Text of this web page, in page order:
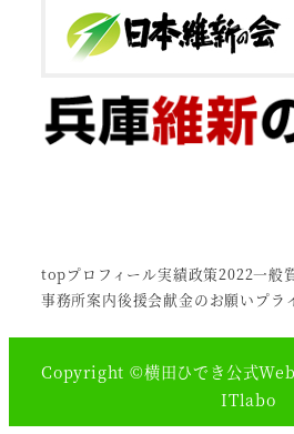
topプロフィール実績政策2022一般
事務所案内後援会献金のお願い プラ
Copyright ©横田ひでき公式
ITlabo